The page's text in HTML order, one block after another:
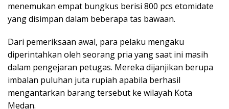
menemukan empat bungkus berisi 800 pcs etomidate
yang disimpan dalam beberapa tas bawaan.
Dari pemeriksaan awal, para pelaku mengaku
diperintahkan oleh seorang pria yang saat ini masih
dalam pengejaran petugas. Mereka dijanjikan berupa
imbalan puluhan juta rupiah apabila berhasil
mengantarkan barang tersebut ke wilayah Kota
Medan.